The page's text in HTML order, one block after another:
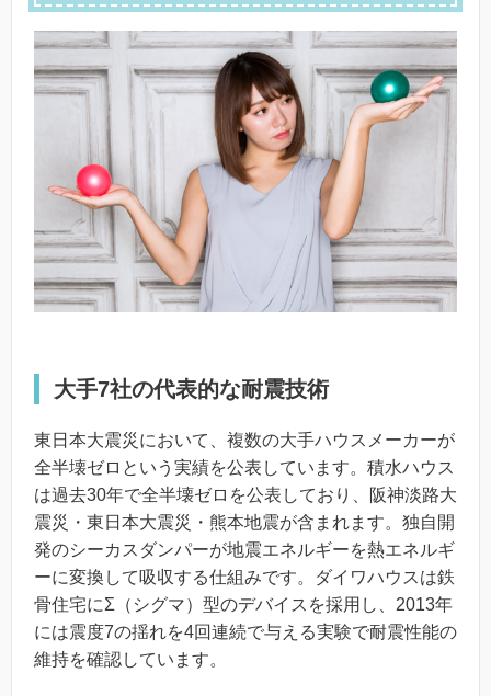
大手7社の代表的な耐震技術
東日本大震災において、複数の大手ハウスメーカーが
全半壊ゼロという実績を公表しています。積水ハウス
は過去30年で全半壊ゼロを公表しており、阪神淡路大
震災・東日本大震災・熊本地震が含まれます。独自開
発のシーカスダンパーが地震エネルギーを熱エネルギ
ーに変換して吸収する仕組みです。ダイワハウスは鉄
骨住宅にΣ（シグマ）型のデバイスを採用し、2013年
には震度7の揺れを4回連続で与える実験で耐震性能の
維持を確認しています。